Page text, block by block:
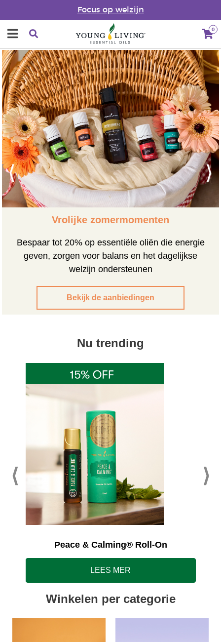
Focus op welzijn
0
Vrolijke zomermomenten
Bespaar tot 20% op essentiële oliën die energie
geven, zorgen voor balans en het dagelijkse
welzijn ondersteunen
Bekijk de aanbiedingen
Previous
Nu trending
Peace & Calming® Roll-On
LEES MER
Winkelen per categorie